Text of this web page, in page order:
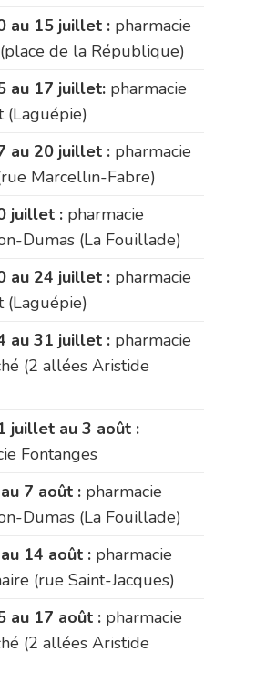
au 15 juillet : pharmacie
de la République)
au 17 juillet: pharmacie
(Laguépie)
au 20 juillet : pharmacie
Marcellin-Fabre)
juillet : pharmacie
Dumas (La Fouillade)
au 24 juillet : pharmacie
(Laguépie)
au 31 juillet : pharmacie
(2 allées Aristide
juillet au 3 août :
Fontanges
7 août : pharmacie
Dumas (La Fouillade)
14 août : pharmacie
(rue Saint-Jacques)
au 17 août : pharmacie
(2 allées Aristide